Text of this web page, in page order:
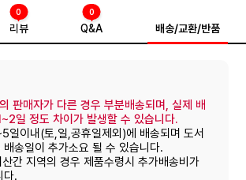
리뷰
0
Q&A
0
배송/교환/반품
판매자가 다른 경우 부분배송되며, 실제 배
일 정도 차이가 발생할 수 있습니다.
일이내(토,일,공휴일제외)에 배송되며 도서
배송일이 추가소요 될 수 있습니다.
간 지역의 경우 제품수령시 추가배송비가
다.